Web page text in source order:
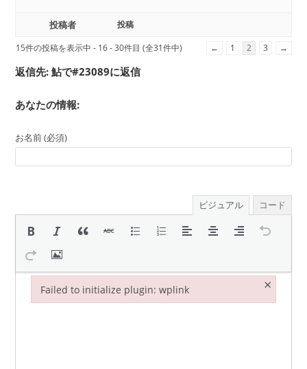
投稿者
投稿
15件の投稿を表示中 - 16 - 30件目 (全31件中)
← 1 2 3 →
返信先: 鮎で#23089に返信
あなたの情報:
お名前 (必須)
ビジュアル コード
Failed to initialize plugin: wplink ×
Failed to initialize plugin: wplink